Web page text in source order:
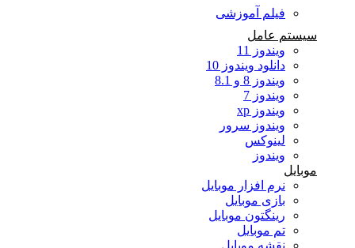
فیلم آموزشی
سیستم عامل
ویندوز 11
دانلود ویندوز 10
ویندوز 8 و 8.1
ویندوز 7
ویندوز xp
ویندوز سرور
لینوکس
ویندوز
موبایل
نرم افزار موبایل
بازی موبایل
رینگتون موبایل
تم موبایل
نقشه موبایل